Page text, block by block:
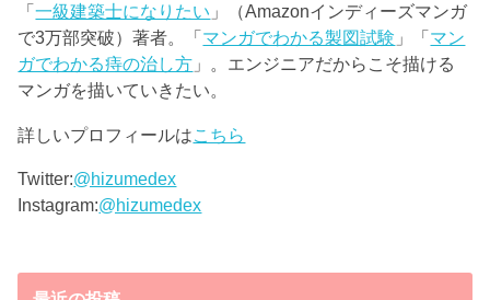
「一級建築士になりたい 」（Amazonインディーズマンガ
で3万部突破）著者。「マンガでわかる製図試験 」「マン
ガでわかる痔の治し方 」。エンジニアだからこそ描ける
マンガを描いていきたい。
詳しいプロフィールはこちら
Twitter:@hizumedex
Instagram:@hizumedex